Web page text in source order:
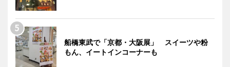
船橋東武で「京都・大阪展」 スイーツや粉
もん、イートインコーナーも